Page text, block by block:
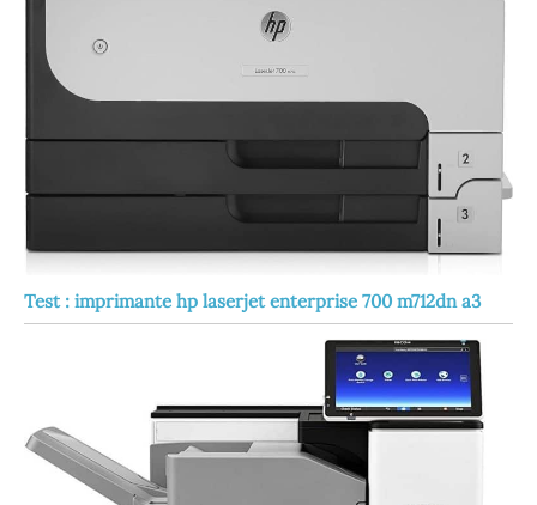
Test : imprimante hp laserjet enterprise 700 m712dn a3